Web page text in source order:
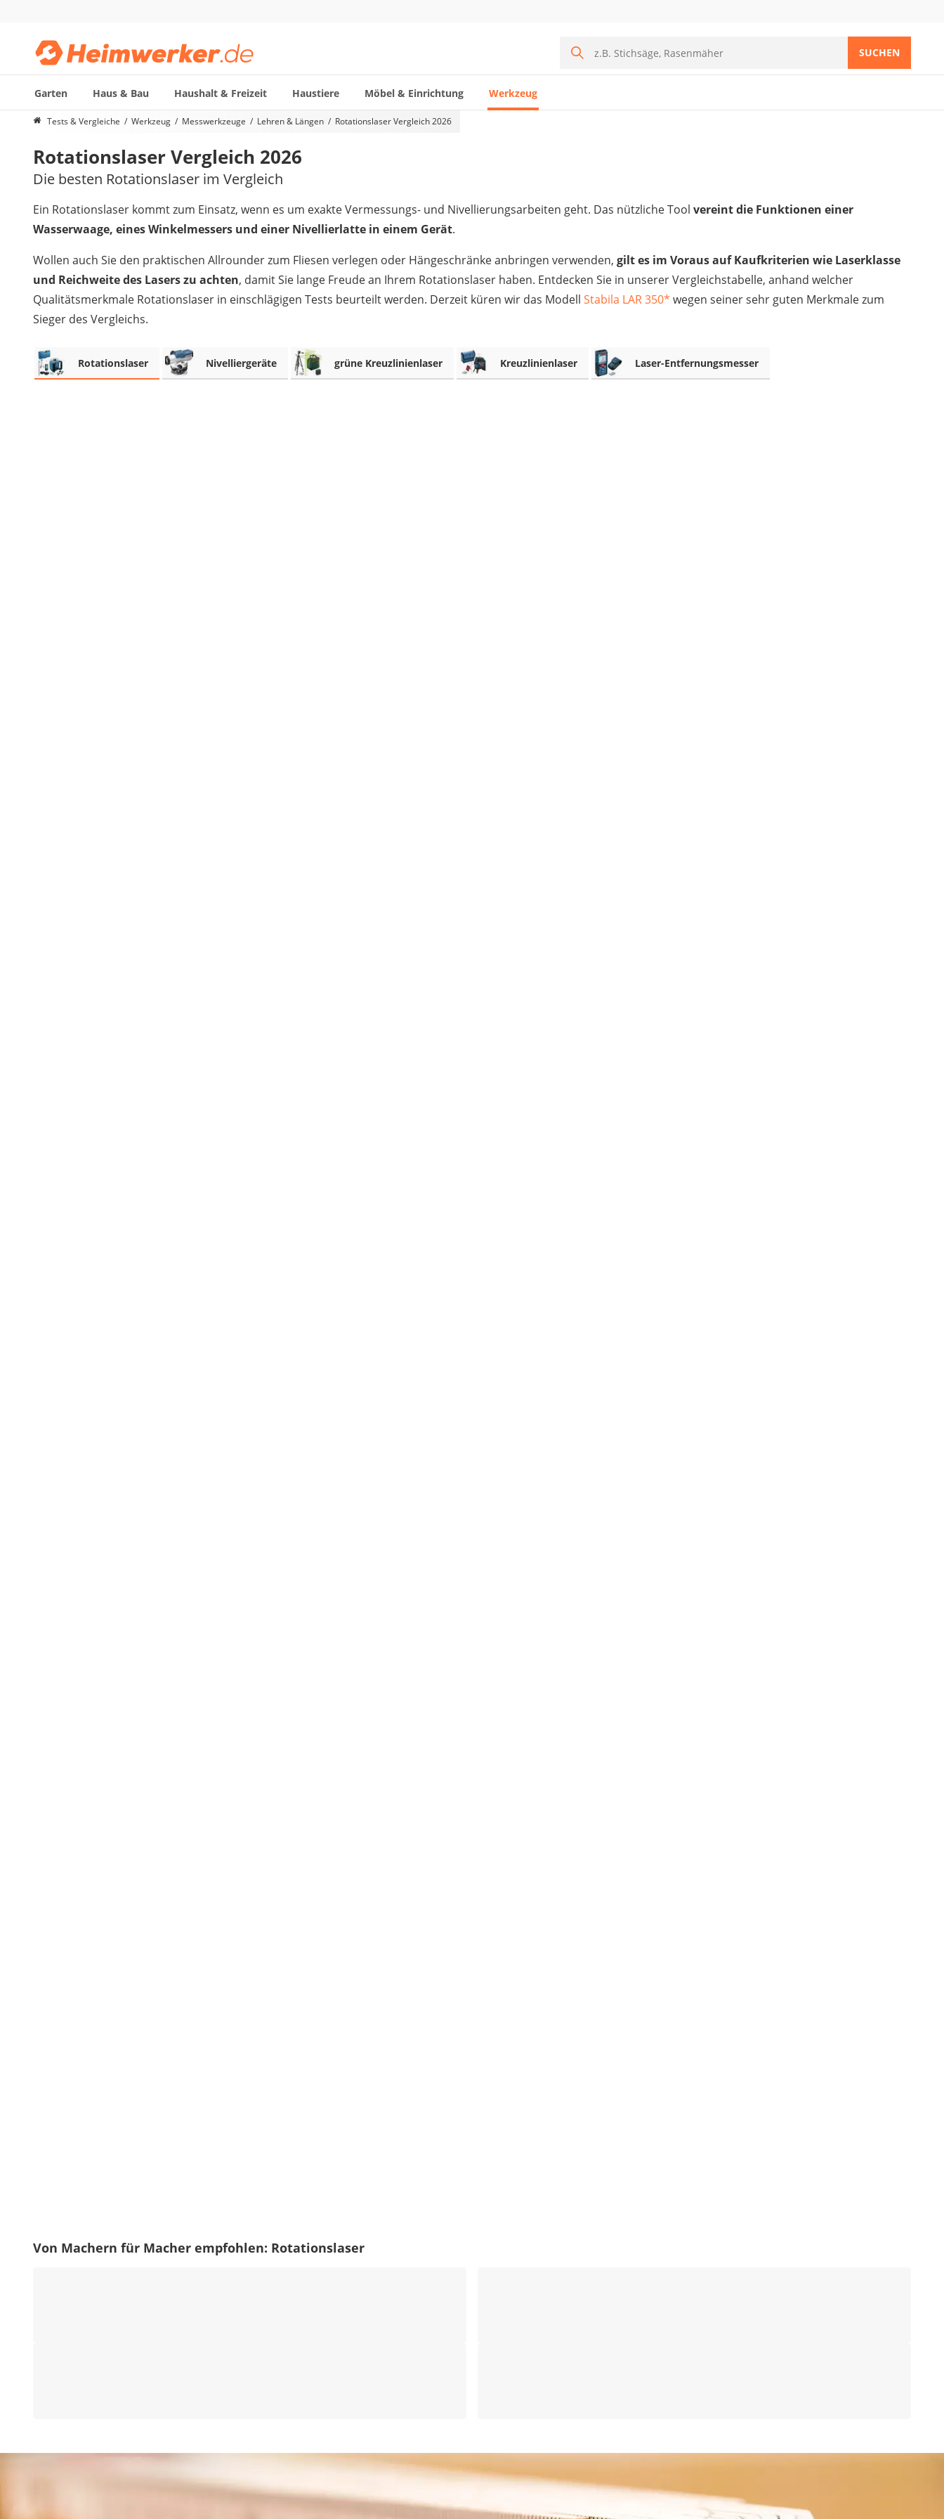
SUCHEN
Garten Haus & Bau Haushalt & Freizeit Haustiere Möbel & Einrichtung Werkzeug
Die beliebtesten Vergleiche nach Kategorie
Feuchtigkeitsmessgerät
Alkoholtester
Endoskop-Kamera
Nadelentroster
Winkelschleifer-230-mm
Metalldetektor (Kinder)
Geigerzähler
Bitset
Metallbandsäge
Akku-Schlagbohrschrauber
Aluleiter
Schallpegelmessgerät
pH-Messgerät
Tests & Vergleiche Werkzeug Messwerkzeuge Lehren & Längen Rotationslaser Vergleich 2026
Rotationslaser Vergleich 2026
Die besten Rotationslaser im Vergleich
Ein Rotationslaser kommt zum Einsatz, wenn es um exakte Vermessungs- und Nivellierungsarbeiten geht. Das nützliche Tool vereint die Funktionen einer
Wasserwaage, eines Winkelmessers und einer Nivellierlatte in einem Gerät.
Wollen auch Sie den praktischen Allrounder zum Fliesen verlegen oder Hängeschränke anbringen verwenden, gilt es im Voraus auf Kaufkriterien wie Laserklasse
und Reichweite des Lasers zu achten, damit Sie lange Freude an Ihrem Rotationslaser haben. Entdecken Sie in unserer Vergleichstabelle, anhand welcher
Qualitätsmerkmale Rotationslaser in einschlägigen Tests beurteilt werden. Derzeit küren wir das Modell Stabila LAR 350* wegen seiner sehr guten Merkmale zum
Sieger des Vergleichs.
Rotationslaser Nivelliergeräte grüne Kreuzlinienlaser Kreuzlinienlaser Laser-Entfernungsmesser
Von Machern für Macher empfohlen: Rotationslaser